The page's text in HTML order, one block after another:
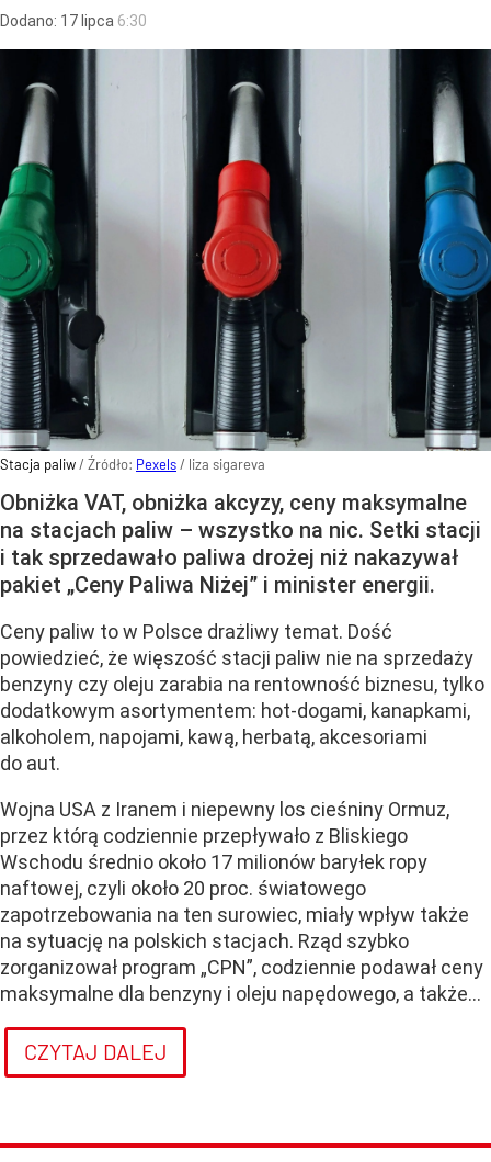
Dodano: 17 lipca 6:30
Stacja paliw/ Źródło: Pexels/ liza sigareva
Obniżka VAT, obniżka akcyzy, ceny maksymalne
na stacjach paliw – wszystko na nic. Setki stacji
i tak sprzedawało paliwa drożej niż nakazywał
pakiet „Ceny Paliwa Niżej” i minister energii.
Ceny paliw to w Polsce drażliwy temat. Dość
powiedzieć, że więszość stacji paliw nie na sprzedaży
benzyny czy oleju zarabia na rentowność biznesu, tylko
dodatkowym asortymentem: hot-dogami, kanapkami,
alkoholem, napojami, kawą, herbatą, akcesoriami
do aut.
Wojna USA z Iranem i niepewny los cieśniny Ormuz,
przez którą codziennie przepływało z Bliskiego
Wschodu średnio około 17 milionów baryłek ropy
naftowej, czyli około 20 proc. światowego
zapotrzebowania na ten surowiec, miały wpływ także
na sytuację na polskich stacjach. Rząd szybko
zorganizował program „CPN”, codziennie podawał ceny
maksymalne dla benzyny i oleju napędowego, a także...
CZYTAJ DALEJ